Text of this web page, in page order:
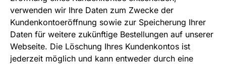
verwenden wir Ihre Daten zum Zwecke der
Kundenkontoeröffnung sowie zur Speicherung Ihrer
Daten für weitere zukünftige Bestellungen auf unserer
Webseite. Die Löschung Ihres Kundenkontos ist
jederzeit möglich und kann entweder durch eine